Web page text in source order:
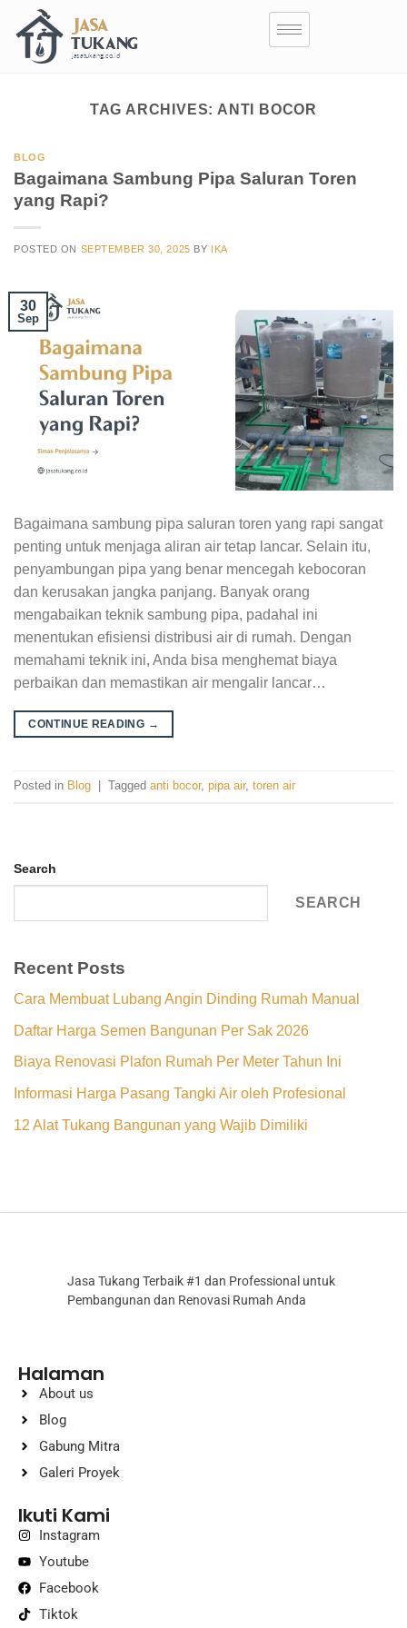
TAG ARCHIVES: ANTI BOCOR
BLOG
Bagaimana Sambung Pipa Saluran Toren
yang Rapi?
POSTED ON SEPTEMBER 30, 2025 BY IKA
30
Sep
Bagaimana sambung pipa saluran toren yang rapi sangat
penting untuk menjaga aliran air tetap lancar. Selain itu,
penyambungan pipa yang benar mencegah kebocoran
dan kerusakan jangka panjang. Banyak orang
mengabaikan teknik sambung pipa, padahal ini
menentukan efisiensi distribusi air di rumah. Dengan
memahami teknik ini, Anda bisa menghemat biaya
perbaikan dan memastikan air mengalir lancar…
CONTINUE READING →
Posted in Blog Tagged anti bocor, pipa air, toren air
Search
SEARCH
Recent Posts
Cara Membuat Lubang Angin Dinding Rumah Manual
Daftar Harga Semen Bangunan Per Sak 2026
Biaya Renovasi Plafon Rumah Per Meter Tahun Ini
Informasi Harga Pasang Tangki Air oleh Profesional
12 Alat Tukang Bangunan yang Wajib Dimiliki
Jasa Tukang Terbaik #1 dan Professional untuk
Pembangunan dan Renovasi Rumah Anda
Halaman
About us
Blog
Gabung Mitra
Galeri Proyek
Ikuti Kami
Instagram
Youtube
Facebook
Tiktok